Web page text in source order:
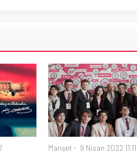
Manşet 9 Nisan 2022 11:11